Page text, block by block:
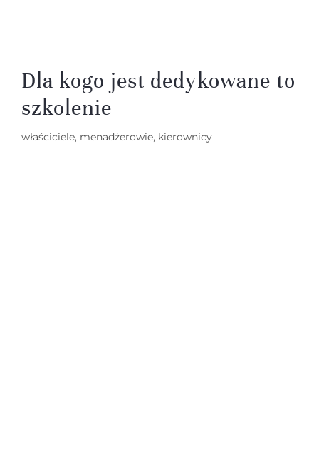
Dla kogo jest dedykowane to
szkolenie
właściciele, menadżerowie, kierownicy